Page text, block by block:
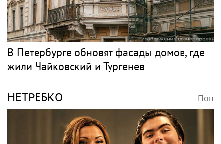
В Петербурге обновят фасады домов, где
жили Чайковский и Тургенев
НЕТРЕБКО Поп